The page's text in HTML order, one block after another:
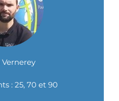
: 25, 70 et 90